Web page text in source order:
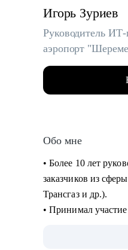
Игорь Зуриев
Руководитель
аэропорт
Обо мне
• Более 10 лет
заказчиков из
Трансгаз и др.).
• Принимал